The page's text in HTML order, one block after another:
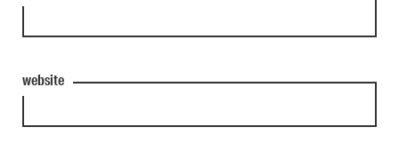
website